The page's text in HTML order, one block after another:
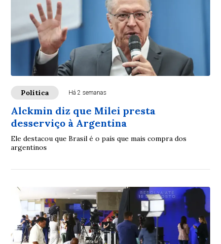
Política Há 2 semanas
Alckmin diz que Milei presta
desserviço à Argentina
Ele destacou que Brasil é o país que mais compra dos
argentinos